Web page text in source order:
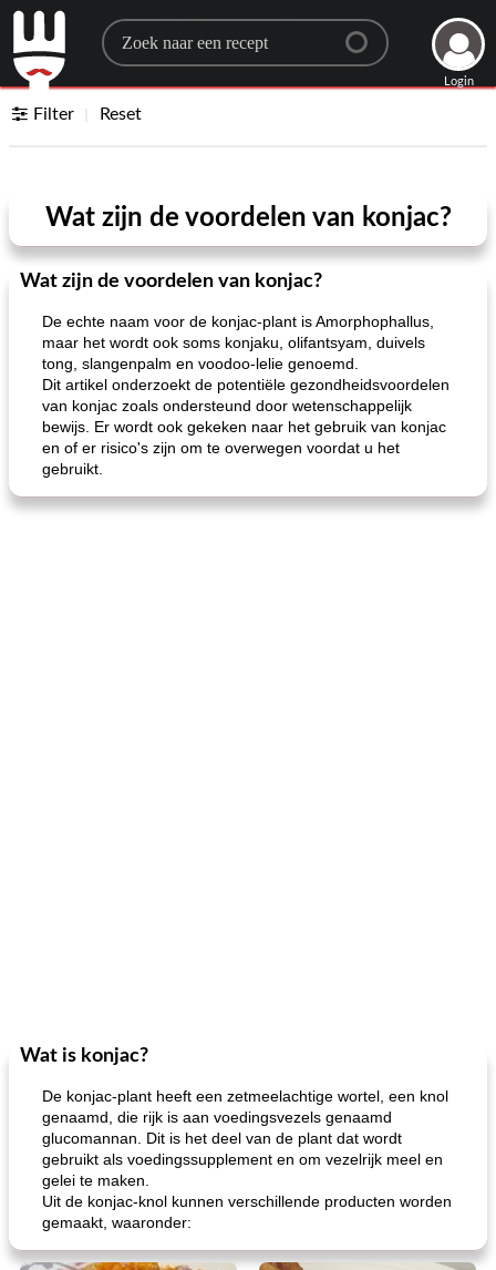
Search for a recipe
Login
Filter Reset
Wat zijn de voordelen van konjac?
Wat zijn de voordelen van konjac?
De echte naam voor de konjac-plant is Amorphophallus,
maar het wordt ook soms konjaku, olifantsyam, duivels
tong, slangenpalm en voodoo-lelie genoemd.
Dit artikel onderzoekt de potentiële gezondheidsvoordelen
van konjac zoals ondersteund door wetenschappelijk
bewijs. Er wordt ook gekeken naar het gebruik van konjac
en of er risico's zijn om te overwegen voordat u het
gebruikt.
Wat is konjac?
De konjac-plant heeft een zetmeelachtige wortel, een knol
genaamd, die rijk is aan voedingsvezels genaamd
glucomannan. Dit is het deel van de plant dat wordt
gebruikt als voedingssupplement en om vezelrijk meel en
gelei te maken.
Uit de konjac-knol kunnen verschillende producten worden
gemaakt, waaronder: